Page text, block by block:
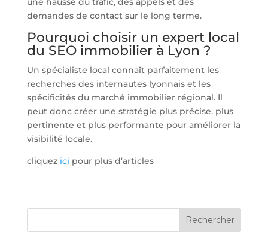
demandes de contact sur le long terme.
Pourquoi choisir un expert local
du SEO immobilier à Lyon ?
Un spécialiste local connaît parfaitement les
recherches des internautes lyonnais et les
spécificités du marché immobilier régional. Il
peut donc créer une stratégie plus précise, plus
pertinente et plus performante pour améliorer la
visibilité locale.
cliquez ici pour plus d’articles